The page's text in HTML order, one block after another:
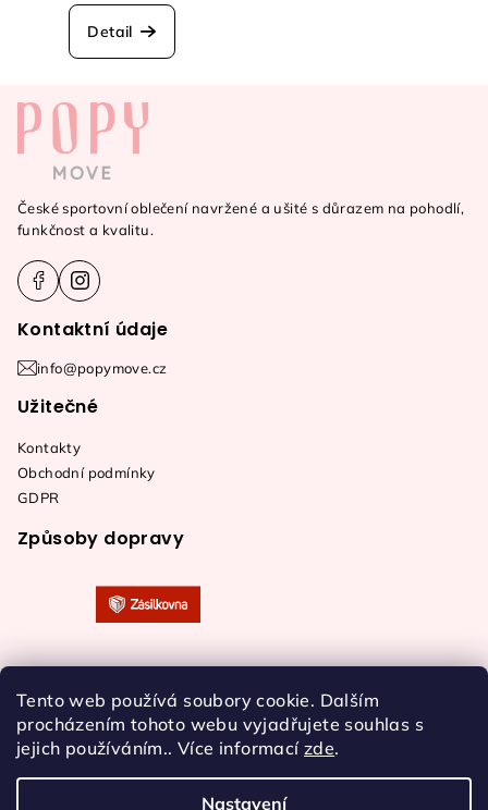
Tento web používá soubory cookie. Dalším
procházením tohoto webu vyjadřujete souhlas s
jejich používáním.. Více informací zde.
Nastavení
Detail
České sportovní oblečení navržené a ušité s důrazem na pohodlí,
funkčnost a kvalitu.
Kontaktní údaje
info@popymove.cz
Užitečné
Kontakty
Obchodní podmínky
GDPR
Způsoby dopravy